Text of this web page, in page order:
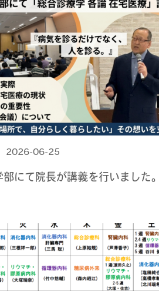
2026-06-25
にて院長が講義を行いました。